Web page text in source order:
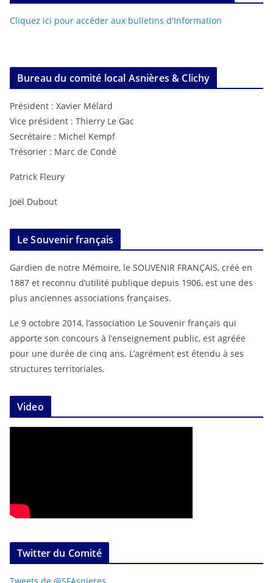
Cliquez ici pour accéder aux bulletins d'Information
Bureau du comité local Asnières & Clichy
Président : Xavier Mélard
Vice président : Thierry Le Gac
Secrétaire : Michel Kempf
Trésorier : Marc de Condé
Patrick Fleury
Joël Dubout
Le Souvenir français
Gardien de notre Mémoire, le SOUVENIR FRANÇAIS, créé en
1887 et reconnu d’utilité publique depuis 1906, est une des
plus anciennes associations françaises.
Le 9 octobre 2014, l’association Le Souvenir français qui
apporte son concours à l’enseignement public, est agréée
pour une durée de cinq ans. L’agrément est étendu à ses
structures territoriales.
Video
Twitter du Comité